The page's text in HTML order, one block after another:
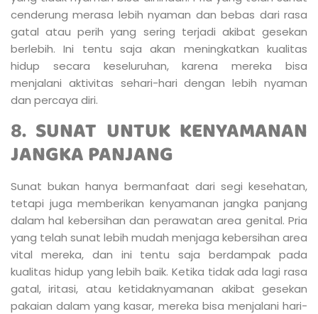
cenderung merasa lebih nyaman dan bebas dari rasa
gatal atau perih yang sering terjadi akibat gesekan
berlebih. Ini tentu saja akan meningkatkan kualitas
hidup secara keseluruhan, karena mereka bisa
menjalani aktivitas sehari-hari dengan lebih nyaman
dan percaya diri.
8. SUNAT UNTUK KENYAMANAN
JANGKA PANJANG
Sunat bukan hanya bermanfaat dari segi kesehatan,
tetapi juga memberikan kenyamanan jangka panjang
dalam hal kebersihan dan perawatan area genital. Pria
yang telah sunat lebih mudah menjaga kebersihan area
vital mereka, dan ini tentu saja berdampak pada
kualitas hidup yang lebih baik. Ketika tidak ada lagi rasa
gatal, iritasi, atau ketidaknyamanan akibat gesekan
pakaian dalam yang kasar, mereka bisa menjalani hari-